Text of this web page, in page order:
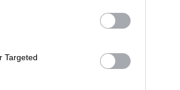
Targeted